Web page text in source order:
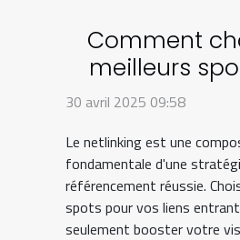
Comment
meilleurs
votre
30 avril 2025 09:58
Le netlinking est une
fondamentale d'une
référencement réussie.
spots pour vos liens
seulement booster votre